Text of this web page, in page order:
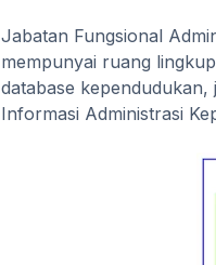
Jabatan Fungsional
mempunyai ruang
database kependudukan,
Informasi Administrasi